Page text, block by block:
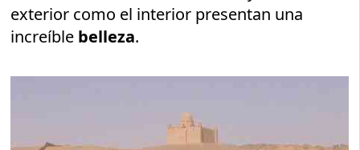
exterior como el interior presentan una
increíble belleza.